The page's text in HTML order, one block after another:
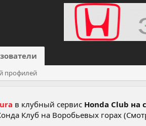
профилей
в клубный сервис Honda Club на
Клуб на Воробьевых горах